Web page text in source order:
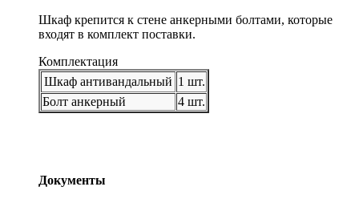
Шкаф крепится к стене анкерными болтами, которые
входят в комплект поставки.
Комплектация
Шкаф антивандальный 1 шт.
Болт анкерный
4 шт.
Документы